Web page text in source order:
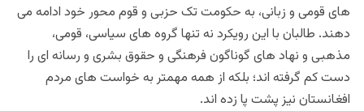
های قومی و زبانی، به حکومت تک حزبی و قوم محور خود ادامه می
دهند. طالبان با این رویکرد نه تنها گروه های سیاسی، قومی،
مذهبی و نهاد های گوناگون فرهنگی و حقوق بشری و رسانه ای را
دست کم گرفته اند؛ بلکه از همه مهمتر به خواست های مردم
افغانستان نیز پشت پا زده اند.